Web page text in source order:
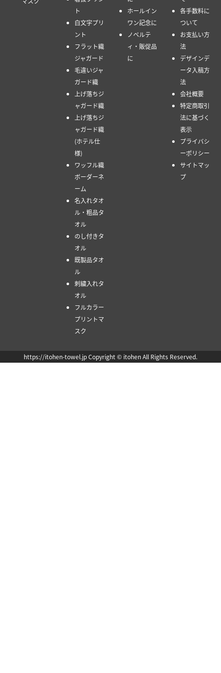
ト
白文字プリ
ント
フラット織
ジャガード
毛違いジャ
ガード織
上げ落ちジ
ャガード織
上げ落ちジ
ャガード織
(ホテル仕
様)
ワッフル織
ボーダーネ
ーム
名入れタオ
ル・粗品タ
オル
のし付きタ
オル
既製品タオ
ル
刺繍入れタ
オル
フルカラー
プリントマ
スク
ホールイン
ワン記念に
ノベルテ
ィ・販促品
に
各手数料に
ついて
お支払い方
法
デザインデ
ータ入稿方
法
会社概要
特定商取引
法に基づく
表示
プライバシ
ーポリシー
サイトマッ
プ
https://itohen-towel.jp Copyright © itohen All Rights Reserved.